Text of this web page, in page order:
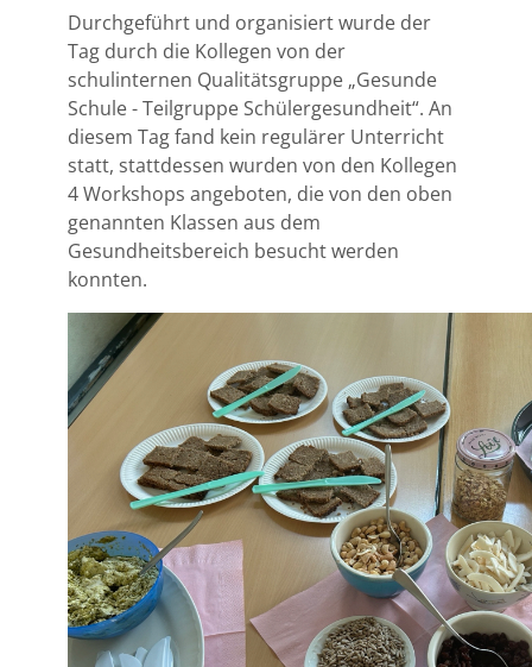
Durchgeführt und organisiert wurde der
Tag durch die Kollegen von der
schulinternen Qualitätsgruppe „Gesunde
Schule - Teilgruppe Schülergesundheit“. An
diesem Tag fand kein regulärer Unterricht
statt, stattdessen wurden von den Kollegen
4 Workshops angeboten, die von den oben
genannten Klassen aus dem
Gesundheitsbereich besucht werden
konnten.